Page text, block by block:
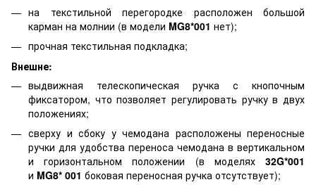
на текстильной перегородке расположен большой
карман на молнии (в модели MG8*001 нет);
прочная текстильная подкладка;
Внешне:
выдвижная телескопическая ручка с кнопочным
фиксатором, что позволяет регулировать ручку в двух
положениях;
сверху и сбоку у чемодана расположены переносные
ручки для удобства переноса чемодана в вертикальном
и горизонтальном положении (в моделях 32G*001
и MG8* 001 боковая переносная ручка отсутствует);